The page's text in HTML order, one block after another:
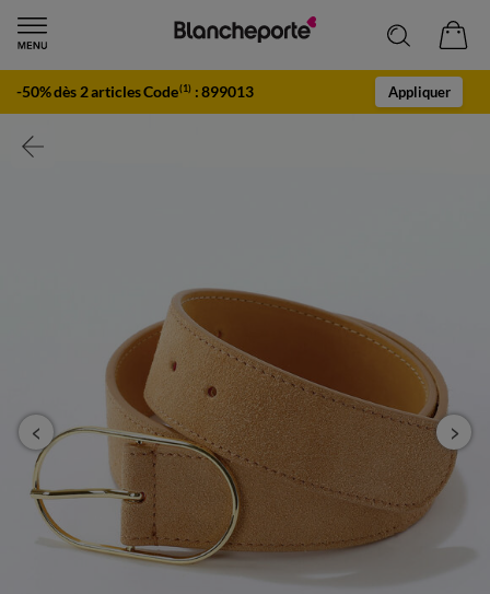
-50% dès 2 articles Code(1) :899013 Appliquer